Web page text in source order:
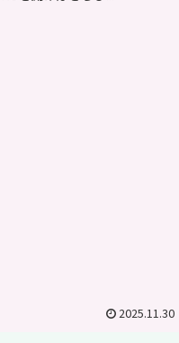
2025.11.30